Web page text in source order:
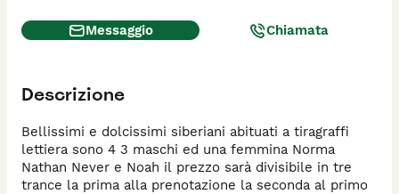
Messaggio Chiamata
Descrizione
Bellissimi e dolcissimi siberiani abituati a tiragraffi
lettiera sono 4 3 maschi ed una femmina Norma
Nathan Never e Noah il prezzo sarà divisibile in tre
trance la prima alla prenotazione la seconda al primo